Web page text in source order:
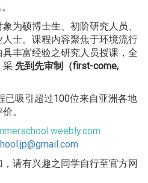
为硕博士生、初阶研究人员、
士。 课程内容聚焦于环境流行
具丰富经验之研究人员授课，全
采 先到先审制（first-come,
已吸引超过100位来自亚洲各地
。
weebly.com
请有兴趣之同学自行至官方网